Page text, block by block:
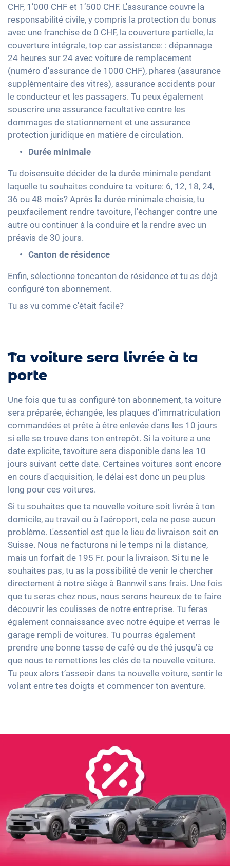
CHF, 1’000 CHF et 1’500 CHF. L'assurance couvre la
responsabilité civile, y compris la protection du bonus
avec une franchise de 0 CHF, la couverture partielle, la
couverture intégrale, top car assistance: : dépannage
24 heures sur 24 avec voiture de remplacement
(numéro d'assurance de 1000 CHF), phares (assurance
supplémentaire des vitres), assurance accidents pour
le conducteur et les passagers. Tu peux également
souscrire une assurance facultative contre les
dommages de stationnement et une assurance
protection juridique en matière de circulation.
Durée minimale
Tu doisensuite décider de la durée minimale pendant
laquelle tu souhaites conduire ta voiture: 6, 12, 18, 24,
36 ou 48 mois? Après la durée minimale choisie, tu
peuxfacilement rendre tavoiture, l'échanger contre une
autre ou continuer à la conduire et la rendre avec un
préavis de 30 jours.
Canton de résidence
Enfin, sélectionne toncanton de résidence et tu as déjà
configuré ton abonnement.
Tu as vu comme c'était facile?
Ta voiture sera livrée à ta
porte
Une fois que tu as configuré ton abonnement, ta voiture
sera préparée, échangée, les plaques d'immatriculation
commandées et prête à être enlevée dans les 10 jours
si elle se trouve dans ton entrepôt. Si la voiture a une
date explicite, tavoiture sera disponible dans les 10
jours suivant cette date. Certaines voitures sont encore
en cours d'acquisition, le délai est donc un peu plus
long pour ces voitures.
Si tu souhaites que ta nouvelle voiture soit livrée à ton
domicile, au travail ou à l'aéroport, cela ne pose aucun
problème. L'essentiel est que le lieu de livraison soit en
Suisse. Nous ne facturons ni le temps ni la distance,
mais un forfait de 195 Fr. pour la livraison. Si tu ne le
souhaites pas, tu as la possibilité de venir le chercher
directement à notre siège à Bannwil sans frais. Une fois
que tu seras chez nous, nous serons heureux de te faire
découvrir les coulisses de notre entreprise. Tu feras
également connaissance avec notre équipe et verras le
garage rempli de voitures. Tu pourras également
prendre une bonne tasse de café ou de thé jusqu'à ce
que nous te remettions les clés de ta nouvelle voiture.
Tu peux alors t’asseoir dans ta nouvelle voiture, sentir le
volant entre tes doigts et commencer ton aventure.